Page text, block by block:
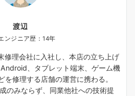
渡辺
ンジニア歴：14年
修理会社に入社し、本店の立ち上げ
、タブレット端末、ゲーム機
を修理する店舗の運営に携わる。
のみならず、同業他社への技術提